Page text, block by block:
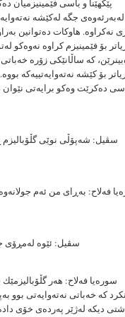
پێكهێنا و باسی فێمینیزمیان
لەبەرئەوەی جگە لەكێشە
نەكراوە. هاوكات دەتوانین
بۆ فێمینیزم كراوە نەوەكو
كە ساڵانێكی زۆرە
بۆ كێشە نەتەوایەتییەكە
دەكرێت وەكو برایەتی نێوان
سڤیل: شەپۆڵی نوێی گڵۆبالیزم
فەلاح: بەڕای من ئەم
سڤیل: ئێوە لەمڕۆی
سورەیا فەلاح: هەر
كە خەباتی نەتەوایەتی بوو
شتی دیكە لەژێر پەردەی خۆی